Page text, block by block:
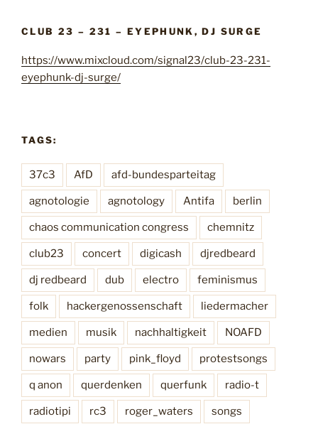
g
d
B
e
r
ä
g
CLUB 23 – 231 – EYEPHUNK, DJ SURGE
https://www.mixcloud.com/signal23/club-23-231-
eyephunk-dj-surge/
TAGS:
37c3 AfD afd-bundesparteitag
agnotologie agnotology Antifa berlin
chaos communication congress chemnitz
club23 concert digicash djredbeard
dj redbeard dub electro feminismus
folk hackergenossenschaft liedermacher
medien musik nachhaltigkeit NOAFD
nowars party pink_floyd protestsongs
q anon querdenken querfunk radio-t
radiotipi rc3 roger_waters songs